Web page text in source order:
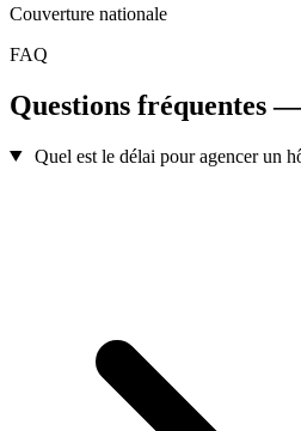
Couverture nationale
FAQ
Questions fréquentes
Quel est le délai pour agencer un